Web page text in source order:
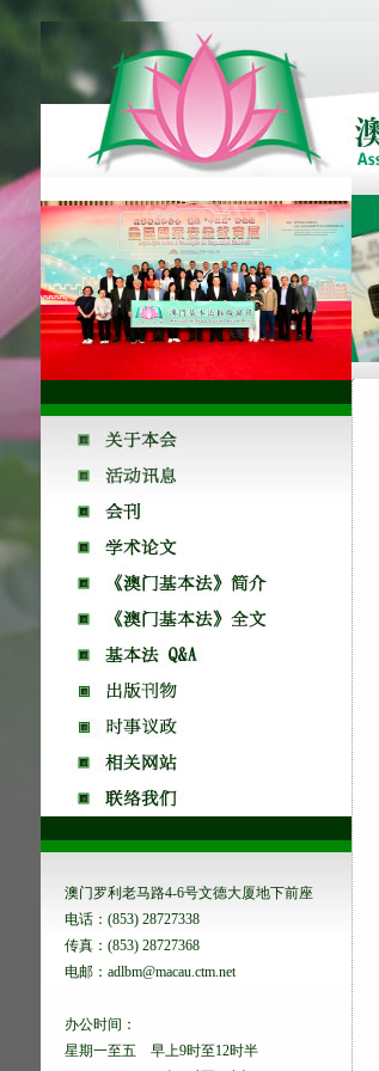
澳门罗利老马路4-6号文德大厦地下前座
电话：(853) 28727338
传真：(853) 28727368
电邮：adlbm@macau.ctm.net
办公时间：
星期一至五 早上9时至12时半